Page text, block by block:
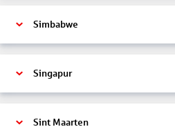
Simbabwe
Singapur
Sint Maarten